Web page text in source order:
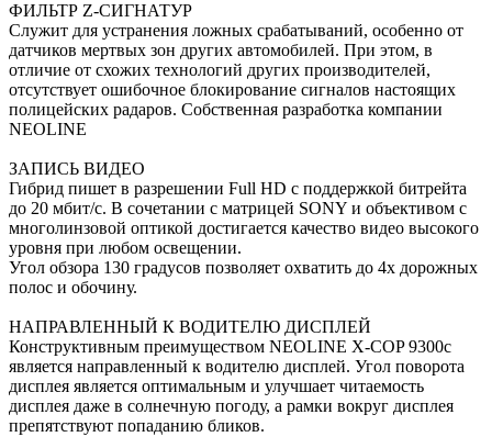
ФИЛЬТР Z-СИГНАТУР
Служит для устранения ложных срабатываний, особенно от
датчиков мертвых зон других автомобилей. При этом, в
отличие от схожих технологий других производителей,
отсутствует ошибочное блокирование сигналов настоящих
полицейских радаров. Собственная разработка компании
NEOLINE
ЗАПИСЬ ВИДЕО
Гибрид пишет в разрешении Full HD с поддержкой битрейта
до 20 мбит/с. В сочетании с матрицей SONY и объективом с
многолинзовой оптикой достигается качество видео высокого
уровня при любом освещении.
Угол обзора 130 градусов позволяет охватить до 4х дорожных
полос и обочину.
НАПРАВЛЕННЫЙ К ВОДИТЕЛЮ ДИСПЛЕЙ
Конструктивным преимуществом NEOLINE X-COP 9300с
является направленный к водителю дисплей. Угол поворота
дисплея является оптимальным и улучшает читаемость
дисплея даже в солнечную погоду, а рамки вокруг дисплея
препятствуют попаданию бликов.